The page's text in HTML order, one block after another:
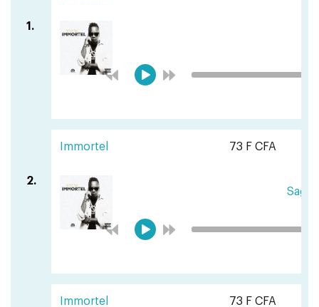
1.
Immortel 73 F CFA
2.
Immortel 73 F CFA